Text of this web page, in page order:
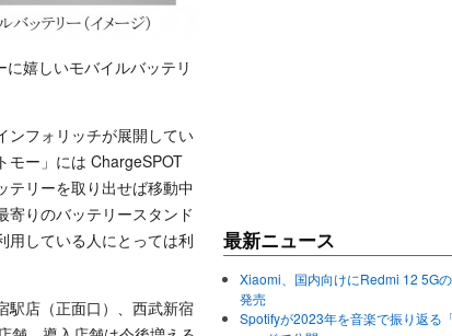
嬉しいモバイルバッテリ
ンフォリッチが展開してい
モー」には ChargeSPOT
テリーを取り出せば移動中
寄りのバッテリースタンド
用している人にとっては利
駅店（正面口）、西武新宿
最新ニュース
Xiaomi、国内向けにRedmi 12 5G
発売
Spotifyが2023年を音楽で振り返る